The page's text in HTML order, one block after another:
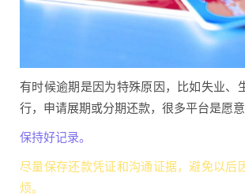
有时候逾期是因为特殊原因，比如失业、
行，申请展期或分期还款，很多平台是愿意
保持好记录。
尽量保存还款凭证和沟通证据，避免以后
烦。